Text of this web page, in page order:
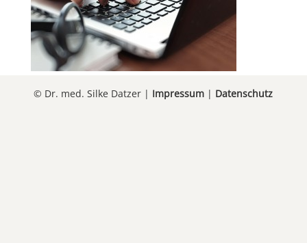
© Dr. med. Silke Datzer | Impressum | Datenschutz